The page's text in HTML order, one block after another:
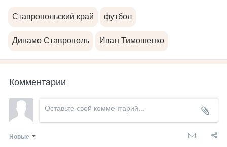
Ставропольский край футбол
Динамо Ставрополь Иван Тимошенко
Комментарии
Новые